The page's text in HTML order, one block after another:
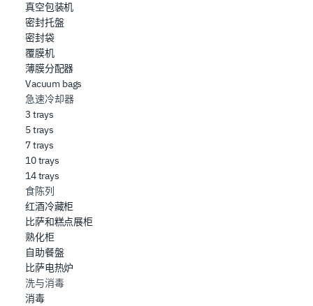
真空包装机
密封托盤
密封袋
覆膜机
薄膜分配器
Vacuum bags
急速冷却器
3 trays
5 trays
7 trays
10 trays
14 trays
食陈列
红酒冷藏柜
比萨和糕点展柜
熟化柜
自助餐盤
比萨电热炉
洗与消毒
消毒